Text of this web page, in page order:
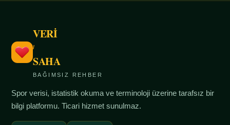
VERİ
/
SAHA
BAĞIMSIZ REHBER
Spor verisi, istatistik okuma ve terminoloji üzerine tarafsız bir
bilgi platformu. Ticari hizmet sunulmaz.